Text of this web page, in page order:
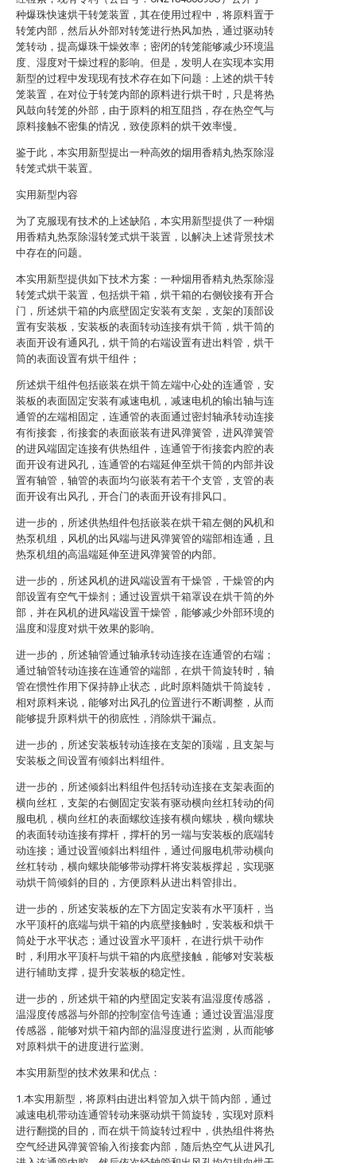
种爆珠快速烘干转笼装置，其在使用过程中，将原料置于
转笼内部，然后从外部对转笼进行热风加热，通过驱动转
笼转动，提高爆珠干燥效率；密闭的转笼能够减少环境温
度、湿度对干燥过程的影响。但是，发明人在实现本实用
新型的过程中发现现有技术存在如下问题：上述的烘干转
笼装置，在对位于转笼内部的原料进行烘干时，只是将热
风鼓向转笼的外部，由于原料的相互阻挡，存在热空气与
原料接触不密集的情况，致使原料的烘干效率慢。
鉴于此，本实用新型提出一种高效的烟用香精丸热泵除湿
转笼式烘干装置。
实用新型内容
为了克服现有技术的上述缺陷，本实用新型提供了一种烟
用香精丸热泵除湿转笼式烘干装置，以解决上述背景技术
中存在的问题。
本实用新型提供如下技术方案：一种烟用香精丸热泵除湿
转笼式烘干装置，包括烘干箱，烘干箱的右侧铰接有开合
门，所述烘干箱的内底壁固定安装有支架，支架的顶部设
置有安装板，安装板的表面转动连接有烘干筒，烘干筒的
表面开设有通风孔，烘干筒的右端设置有进出料管，烘干
筒的表面设置有烘干组件；
所述烘干组件包括嵌装在烘干筒左端中心处的连通管，安
装板的表面固定安装有减速电机，减速电机的输出轴与连
通管的左端相固定，连通管的表面通过密封轴承转动连接
有衔接套，衔接套的表面嵌装有进风弹簧管，进风弹簧管
的进风端固定连接有供热组件，连通管于衔接套内腔的表
面开设有进风孔，连通管的右端延伸至烘干筒的内部并设
置有轴管，轴管的表面均匀嵌装有若干个支管，支管的表
面开设有出风孔，开合门的表面开设有排风口。
进一步的，所述供热组件包括嵌装在烘干箱左侧的风机和
热泵机组，风机的出风端与进风弹簧管的端部相连通，且
热泵机组的高温端延伸至进风弹簧管的内部。
进一步的，所述风机的进风端设置有干燥管，干燥管的内
部设置有空气干燥剂；通过设置烘干箱罩设在烘干筒的外
部，并在风机的进风端设置干燥管，能够减少外部环境的
温度和湿度对烘干效果的影响。
进一步的，所述轴管通过轴承转动连接在连通管的右端；
通过轴管转动连接在连通管的端部，在烘干筒旋转时，轴
管在惯性作用下保持静止状态，此时原料随烘干筒旋转，
相对原料来说，能够对出风孔的位置进行不断调整，从而
能够提升原料烘干的彻底性，消除烘干漏点。
进一步的，所述安装板转动连接在支架的顶端，且支架与
安装板之间设置有倾斜出料组件。
进一步的，所述倾斜出料组件包括转动连接在支架表面的
横向丝杠，支架的右侧固定安装有驱动横向丝杠转动的伺
服电机，横向丝杠的表面螺纹连接有横向螺块，横向螺块
的表面转动连接有撑杆，撑杆的另一端与安装板的底端转
动连接；通过设置倾斜出料组件，通过伺服电机带动横向
丝杠转动，横向螺块能够带动撑杆将安装板撑起，实现驱
动烘干筒倾斜的目的，方便原料从进出料管排出。
进一步的，所述安装板的左下方固定安装有水平顶杆，当
水平顶杆的底端与烘干箱的内底壁接触时，安装板和烘干
筒处于水平状态；通过设置水平顶杆，在进行烘干动作
时，利用水平顶杆与烘干箱的内底壁接触，能够对安装板
进行辅助支撑，提升安装板的稳定性。
进一步的，所述烘干箱的内壁固定安装有温湿度传感器，
温湿度传感器与外部的控制室信号连通；通过设置温湿度
传感器，能够对烘干箱内部的温湿度进行监测，从而能够
对原料烘干的进度进行监测。
本实用新型的技术效果和优点：
1.本实用新型，将原料由进出料管加入烘干筒内部，通过
减速电机带动连通管转动来驱动烘干筒旋转，实现对原料
进行翻搅的目的，而在烘干筒旋转过程中，供热组件将热
空气经进风弹簧管输入衔接套内部，随后热空气从进风孔